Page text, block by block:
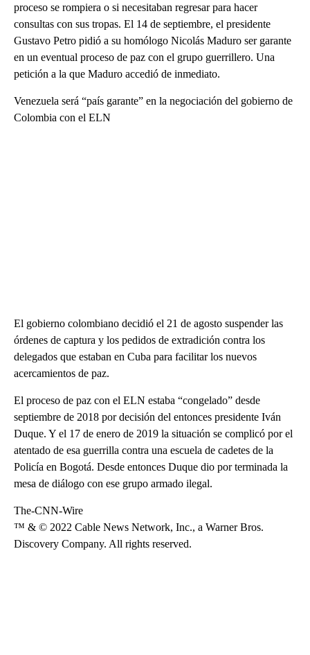
proceso se rompiera o si necesitaban regresar para hacer
consultas con sus tropas. El 14 de septiembre, el presidente
Gustavo Petro pidió a su homólogo Nicolás Maduro ser garante
en un eventual proceso de paz con el grupo guerrillero. Una
petición a la que Maduro accedió de inmediato.
Venezuela será “país garante” en la negociación del gobierno de
Colombia con el ELN
El gobierno colombiano decidió el 21 de agosto suspender las
órdenes de captura y los pedidos de extradición contra los
delegados que estaban en Cuba para facilitar los nuevos
acercamientos de paz.
El proceso de paz con el ELN estaba “congelado” desde
septiembre de 2018 por decisión del entonces presidente Iván
Duque. Y el 17 de enero de 2019 la situación se complicó por el
atentado de esa guerrilla contra una escuela de cadetes de la
Policía en Bogotá. Desde entonces Duque dio por terminada la
mesa de diálogo con ese grupo armado ilegal.
The-CNN-Wire
™ & © 2022 Cable News Network, Inc., a Warner Bros.
Discovery Company. All rights reserved.